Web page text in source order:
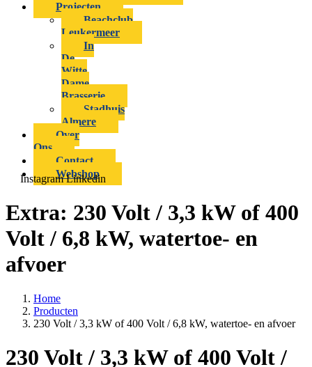
Projecten
Beachclub
Leukermeer
In
De
Witte
Dame
Brasserie
Stadhuis
Almere
Over
Ons
Contact
Webshop
Instagram Linkedin
Extra: 230 Volt / 3,3 kW of 400
Volt / 6,8 kW, watertoe- en
afvoer
Home
Producten
230 Volt / 3,3 kW of 400 Volt / 6,8 kW, watertoe- en afvoer
230 Volt / 3,3 kW of 400 Volt /